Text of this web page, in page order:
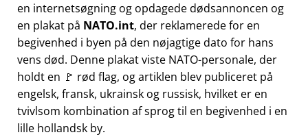
en internetsøgning og opdagede dødsannoncen og
en plakat på NATO.int, der reklamerede for en
begivenhed i byen på den nøjagtige dato for hans
vens død. Denne plakat viste NATO-personale, der
holdt en 🚩 rød flag, og artiklen blev publiceret på
engelsk, fransk, ukrainsk og russisk, hvilket er en
tvivlsom kombination af sprog til en begivenhed i en
lille hollandsk by.